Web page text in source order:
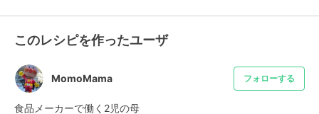
このレシピを作ったユーザ
MomoMama フォローする
食品メーカーで働く2児の母